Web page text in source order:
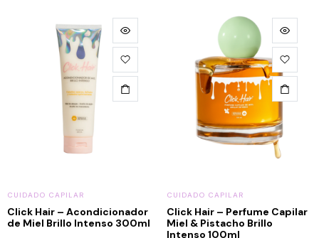
CUIDADO CAPILAR
Click Hair – Acondicionador
de Miel Brillo Intenso 300ml
CUIDADO CAPILAR
Click Hair – Perfume Capilar
Miel & Pistacho Brillo
Intenso 100ml